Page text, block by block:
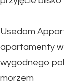
Usedom
apartamenty w
wygodnego
morzem